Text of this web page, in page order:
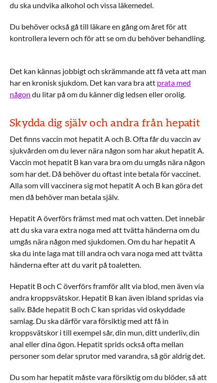
du ska undvika alkohol och vissa läkemedel.
Du behöver också gå till läkare en gång om året för att
kontrollera levern och för att se om du behöver behandling.
Det kan kännas jobbigt och skrämmande att få veta att man
har en kronisk sjukdom. Det kan vara bra att prata med
någon du litar på om du känner dig ledsen eller orolig.
Skydda dig själv och andra från hepatit
Det finns vaccin mot hepatit A och B. Ofta får du vaccin av
sjukvården om du lever nära någon som har akut hepatit A.
Vaccin mot hepatit B kan vara bra om du umgås nära någon
som har det. Då behöver du oftast inte betala för vaccinet.
Alla som vill vaccinera sig mot hepatit A och B kan göra det
men då behöver man betala själv.
Hepatit A överförs främst med mat och vatten. Det innebär
att du ska vara extra noga med att tvätta händerna om du
umgås nära någon med sjukdomen. Om du har hepatit A
ska du inte laga mat till andra och vara noga med att tvätta
händerna efter att du varit på toaletten.
Hepatit B och C överförs framför allt via blod, men även via
andra kroppsvätskor. Hepatit B kan även ibland spridas via
saliv. Både hepatit B och C kan spridas vid oskyddade
samlag. Du ska därför vara försiktig med att få in
kroppsvätskor i till exempel sår, din mun, ditt underliv, din
anal eller dina ögon. Hepatit sprids också ofta mellan
personer som delar sprutor med varandra, så gör aldrig det.
Du som har hepatit måste vara försiktig om du blöder, så att